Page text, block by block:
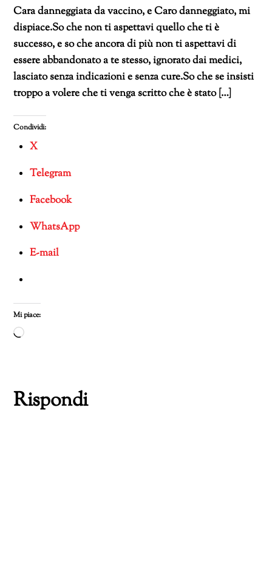
Cara danneggiata da vaccino, e Caro danneggiato, mi
dispiace.So che non ti aspettavi quello che ti è
successo, e so che ancora di più non ti aspettavi di
essere abbandonato a te stesso, ignorato dai medici,
lasciato senza indicazioni e senza cure.So che se insisti
troppo a volere che ti venga scritto che è stato […]
Condividi:
X
Telegram
Facebook
WhatsApp
E-mail
Mi piace:
Caricamento
Rispondi